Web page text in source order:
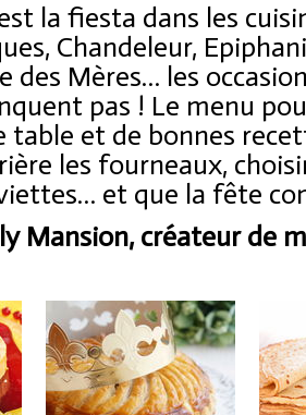
la fiesta dans les
Chandeleur,
des Mères… les
pas ! Le menu
table et de bonnes
les fourneaux,
et que la fête
Mansion, créateur de
Coupons de réduction
Saveurs de l'Année